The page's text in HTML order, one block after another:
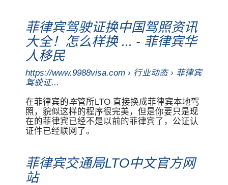
菲律宾驾驶证换中国驾照资讯
大全！怎么样换 ... - 菲律宾华
人移民
https://www.9988visa.com › 行业动态 › 菲律宾
驾驶证...
在菲律宾的车管所LTO 直接换成菲律宾本地驾
照，貌似这样的程序很完美，但是你要只是现
在的菲律宾已经不是以前的菲律宾了，公证认
证件已经联网了。
菲律宾交通局LTO中文官方网
站